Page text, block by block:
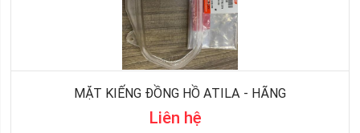
MẶT KIẾNG ĐỒNG HỒ ATILA - HÃNG
Liên hệ